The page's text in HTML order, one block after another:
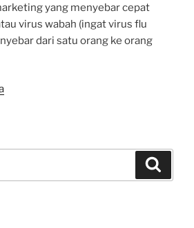
yang menyebar cepat
virus wabah (ingat virus flu
dari satu orang ke orang
“Apa